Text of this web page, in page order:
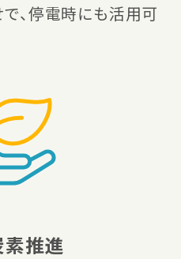
、停電時にも活用可
素推進